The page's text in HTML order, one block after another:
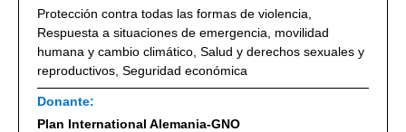
Protección contra todas las formas de violencia
Respuesta a situaciones de emergencia, movilidad
humana y cambio climático Salud y derechos sexuales y
reproductivos Seguridad económica
Donante:
Plan International Alemania-GNO